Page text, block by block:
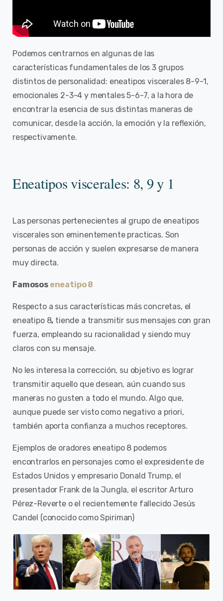
Podemos centrarnos en algunas de las
características fundamentales de los 3 grupos
distintos de personalidad: eneatipos viscerales 8-9-1,
emocionales 2-3-4 y mentales 5-6-7, a la hora de
encontrar la esencia de sus distintas maneras de
comunicar, desde la acción, la emoción y la reflexión,
respectivamente.
Eneatipos viscerales: 8, 9 y 1
Las personas pertenecientes al grupo de eneatipos
viscerales son eminentemente practicas. Son
personas de acción y suelen expresarse de manera
muy directa.
Famosos eneatipo 8
Respecto a sus características más concretas, el
eneatipo 8, tiende a transmitir sus mensajes con gran
fuerza, empleando su racionalidad y siendo muy
claros con su mensaje.
No les interesa la corrección, su objetivo es lograr
transmitir aquello que desean, aún cuando sus
maneras no gusten a todo el mundo. Algo que,
aunque puede ser visto como negativo a priori,
también aporta confianza a muchos receptores.
Ejemplos de oradores eneatipo 8 podemos
encontrarlos en personajes como el expresidente de
Estados Unidos y empresario Donald Trump, el
presentador Frank de la Jungla, el escritor Arturo
Pérez-Reverte o el recientemente fallecido Jesús
Candel (conocido como Spiriman)